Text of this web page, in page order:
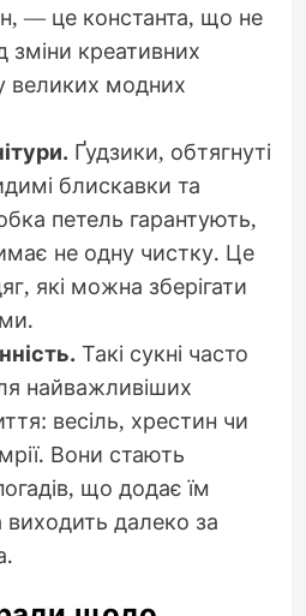
— це константа, що не
зміни креативних
великих модних
Ґудзики, обтягнуті
блискавки та
петель гарантують,
не одну чистку. Це
які можна зберігати
Такі сукні часто
найважливіших
весіль, хрестин чи
Вони стають
що додає їм
виходить далеко за